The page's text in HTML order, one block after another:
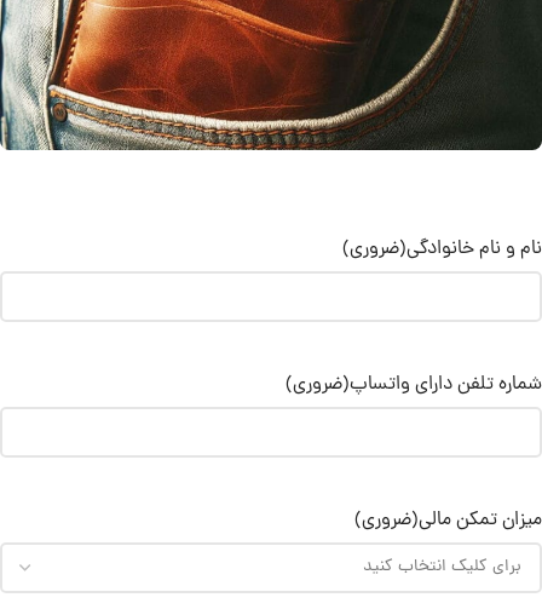
نام و نام خانوادگی(ضروری)
شماره تلفن دارای واتساپ(ضروری)
میزان تمکن مالی(ضروری)